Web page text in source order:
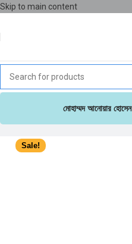
Skip to main content
মোহাম্মদ আনোয়ার হোসেন
Sale!